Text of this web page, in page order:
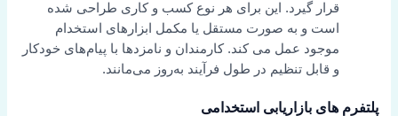
قرار گیرد. این برای هر نوع کسب و کاری طراحی شده
است و به صورت مستقل یا مکمل ابزارهای استخدام
موجود عمل می کند. کارمندان و نامزدها با پیام‌های خودکار
و قابل تنظیم در طول فرآیند به‌روز می‌مانند.
پلتفرم های بازاریابی استخدامی